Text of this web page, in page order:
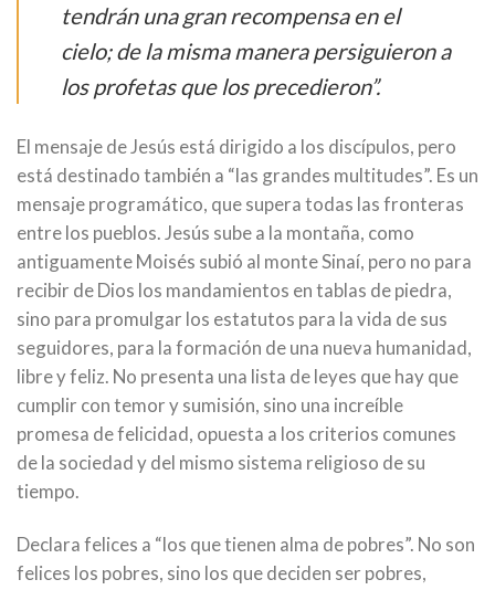
tendrán una gran recompensa en el
cielo; de la misma manera persiguieron a
los profetas que los precedieron”.
El mensaje de Jesús está dirigido a los discípulos, pero
está destinado también a “las grandes multitudes”. Es un
mensaje programático, que supera todas las fronteras
entre los pueblos. Jesús sube a la montaña, como
antiguamente Moisés subió al monte Sinaí, pero no para
recibir de Dios los mandamientos en tablas de piedra,
sino para promulgar los estatutos para la vida de sus
seguidores, para la formación de una nueva humanidad,
libre y feliz. No presenta una lista de leyes que hay que
cumplir con temor y sumisión, sino una increíble
promesa de felicidad, opuesta a los criterios comunes
de la sociedad y del mismo sistema religioso de su
tiempo.
Declara felices a “los que tienen alma de pobres”. No son
felices los pobres, sino los que deciden ser pobres,